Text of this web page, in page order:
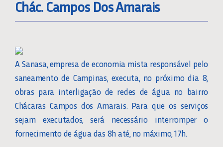
Chác. Campos Dos Amarais
A Sanasa, empresa de economia mista responsável pelo
saneamento de Campinas, executa, no próximo dia 8,
obras para interligação de redes de água no bairro
Chácaras Campos dos Amarais. Para que os serviços
sejam executados, será necessário interromper o
fornecimento de água das 8h até, no máximo, 17h.